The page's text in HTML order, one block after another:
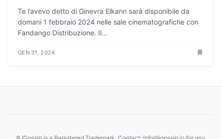
Te l’avevo detto di Ginevra Elkann sarà disponibile da
domani 1 febbraio 2024 nelle sale cinematografiche con
Fandango Distribuzione. Il...
GEN 31, 2024